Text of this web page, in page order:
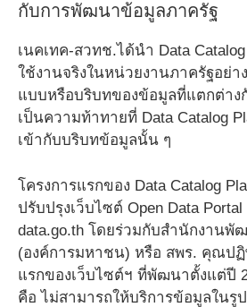
กับการพัฒนาข้อมูลภาครัฐ
เนคเทค-สวทช.ได้นำ Data
ใช้งานจริงในหน่วยงานภาครัฐอย่า
แบบหรือบริบทของข้อมูลที่แตกต่าง
เป็นความท้าทายที่ Data Catalog
เข้ากับบริบทข้อมูลนั้น ๆ
โครงการแรกของ Data Catalog
ปรับปรุงเว็บไซต์ Open Data
data.go.th โดยร่วมกับสำนักงานพั
(องค์การมหาชน) หรือ สพร. คุณปฏิ
แรกของเว็บไซต์ฯ ที่พัฒนาตั้งแต่ปี
คือ ไม่สามารถให้บริการข้อมูลในรู